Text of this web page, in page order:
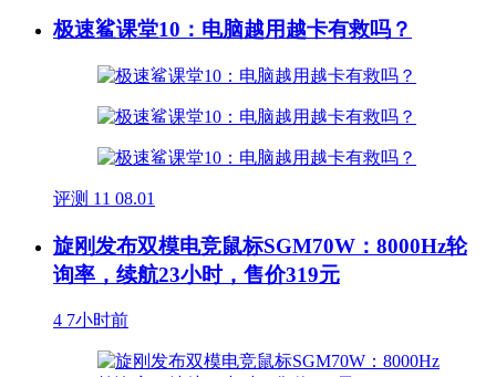
极速鲨课堂10：电脑越用越卡有救吗？
评测 11 08.01
旋刚发布双模电竞鼠标SGM70W：8000Hz轮
询率，续航23小时，售价319元
4 7小时前